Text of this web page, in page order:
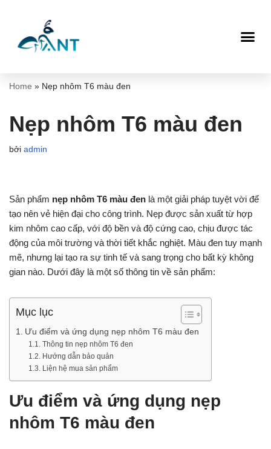
tới
Home » Nẹp nhôm T6 màu đen
Nẹp nhôm T6 màu đen
bởi admin
Sản phẩm nẹp nhôm T6 màu đen là một giải pháp tuyệt vời để
tạo nên vẻ hiện đại cho công trình. Nẹp được sản xuất từ hợp
kim nhôm cao cấp, với độ bền và độ cứng cao, chịu được tác
động của môi trường và thời tiết khắc nghiệt. Màu đen tuy mạnh
mẽ, nhưng lại tạo ra sự tinh tế và sang trọng cho bất kỳ không
gian nào. Dưới đây là một số thông tin về sản phẩm:
Mục lục
Ưu điểm và ứng dụng nẹp nhôm T6 màu đen
Thông tin nẹp nhôm T6 đen
Hướng dẫn bảo quản
Liện hệ mua sản phẩm
Ưu điểm và ứng dụng nẹp
nhôm T6 màu đen